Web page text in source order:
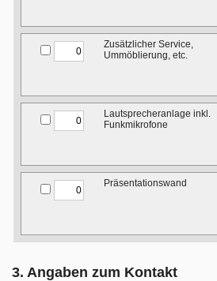
Zusätzlicher Service,
Ummöblierung, etc.
Lautsprecheranlage inkl.
Funkmikrofone
Präsentationswand
3. Angaben zum Kontakt